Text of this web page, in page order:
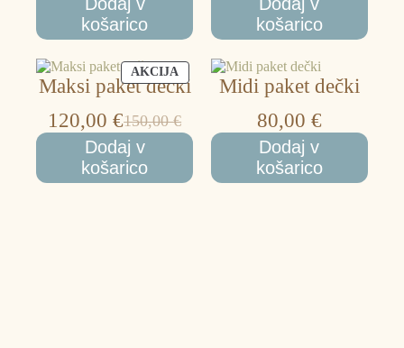
košarico
košarico
AKCIJA IZDELKI
V
Maksi paket dečki
150,00€
Izvirna
cena
je
120,00€
Trenutna
cena
je:
Dodaj v
košarico
Midi paket dečki
80,00 €
Dodaj v
košarico